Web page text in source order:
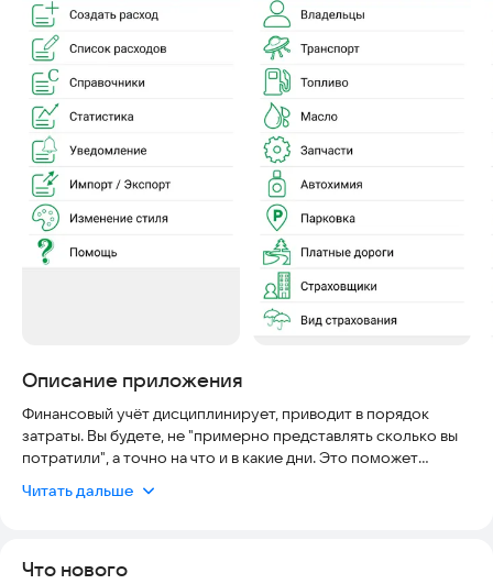
Описание приложения
Финансовый учёт дисциплинирует, приводит в порядок
затраты. Вы будете, не "примерно представлять сколько вы
потратили", а точно на что и в какие дни. Это поможет
своего транспорта, возможно будет предоставить историю
Читать дальше
Что нового